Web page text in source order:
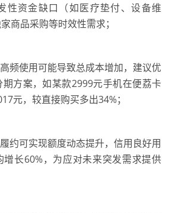
性资金缺口（如医疗垫付、设备维
商品采购等时效性需求；
频使用可能导致总成本增加，建议优
方案，如某款2999元手机在便荔卡
元，较直接购买多出34%；
约可实现额度动态提升，信用良好用
增长60%，为应对未来突发需求提供